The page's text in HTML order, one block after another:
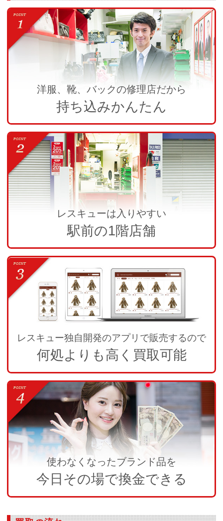
洋服、靴、バックの修理店だから
持ち込みかんたん
レスキューは入りやすい
駅前の1階店舗
レスキュー独自開発のアプリで販売するので
何処よりも高く買取可能
使わなくなったブランド品を
今日その場で換金できる